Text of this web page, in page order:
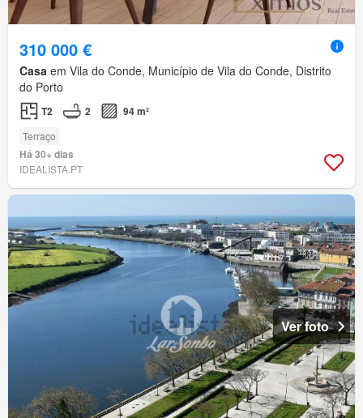
310 000 €
Casa em Vila do Conde, Município de Vila do Conde, Distrito
do Porto
T2 2 94 m²
Terraço
Há 30+ dias
IDEALISTA.PT
Ver foto